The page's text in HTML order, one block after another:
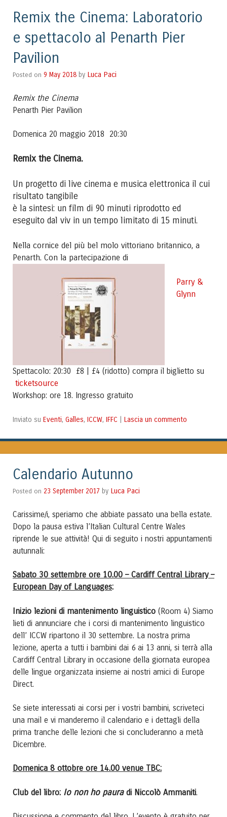
Remix the Cinema: Laboratorio
e spettacolo al Penarth Pier
Pavilion
Posted on 9 May 2018 by Luca Paci
Remix the Cinema
Penarth Pier Pavilion
Domenica 20 maggio 2018 20:30
Remix the Cinema.
Un progetto di live cinema e musica elettronica il cui
risultato tangibile
è la sintesi: un film di 90 minuti riprodotto ed
eseguito dal viv in un tempo limitato di 15 minuti.
Nella cornice del più bel molo vittoriano britannico, a
Penarth. Con la partecipazione di
Parry &
Glynn
Spettacolo: 20:30 £8 | £4 (ridotto) compra il biglietto su
ticketsource
Workshop: ore 18. Ingresso gratuito
Inviato su Eventi, Galles, ICCW, IFFC Lascia un commento
Calendario Autunno
Posted on 23 September 2017 by Luca Paci
Carissime/i, speriamo che abbiate passato una bella estate.
Dopo la pausa estiva l’Italian Cultural Centre Wales
riprende le sue attività! Qui di seguito i nostri appuntamenti
autunnali:
Sabato 30 settembre ore 10.00 – Cardiff Central Library –
European Day of Languages:
Inizio lezioni di mantenimento linguistico (Room 4) Siamo
lieti di annunciare che i corsi di mantenimento linguistico
dell’ ICCW ripartono il 30 settembre. La nostra prima
lezione, aperta a tutti i bambini dai 6 ai 13 anni, si terrà alla
Cardiff Central Library in occasione della giornata europea
delle lingue organizzata insieme ai nostri amici di Europe
Direct.
Se siete interessati ai corsi per i vostri bambini, scriveteci
una mail e vi manderemo il calendario e i dettagli della
prima tranche delle lezioni che si concluderanno a metà
Dicembre.
Domenica 8 ottobre ore 14.00 venue TBC:
Club del libro: Io non ho pauradi Niccolò Ammaniti.